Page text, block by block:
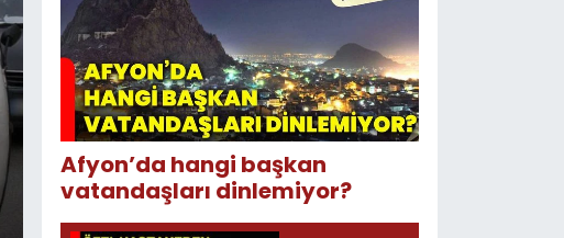
Afyon’da hangi başkan
vatandaşları dinlemiyor?